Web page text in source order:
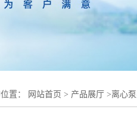
置： 网站首页 > 产品展厅 >离心